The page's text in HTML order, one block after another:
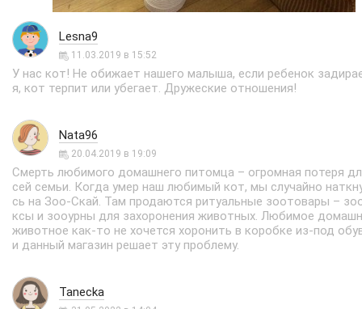
Lesna9
11.03.2019 в 15:52
У нас кот! Не обижает нашего малыша, если ребенок
я, кот терпит или убегает. Дружеские отношения!
Nata96
20.04.2019 в 19:09
Смерть любимого домашнего питомца – огромная потеря
сей семьи. Когда умер наш любимый кот, мы случайно
сь на Зоо-Скай. Там продаются ритуальные зоотовары –
ксы и зооурны для захоронения животных. Любимое
животное как-то не хочется хоронить в коробке из-под
и данный магазин решает эту проблему.
Tanecka